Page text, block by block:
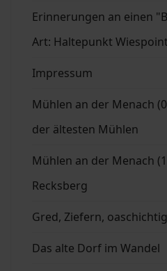
Erinnerungen an einen
Art: Haltepunkt Wiespoint
Impressum
Mühlen an der Menach
der ältesten Mühlen
Mühlen an der Menach
Recksberg
Gred, Ziefern,
Das alte Dorf im Wandel